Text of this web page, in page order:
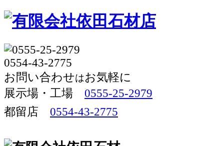
お問い合わせはお気軽に
展示場・工場  0555-25-2979
都留店 0554-43-2775